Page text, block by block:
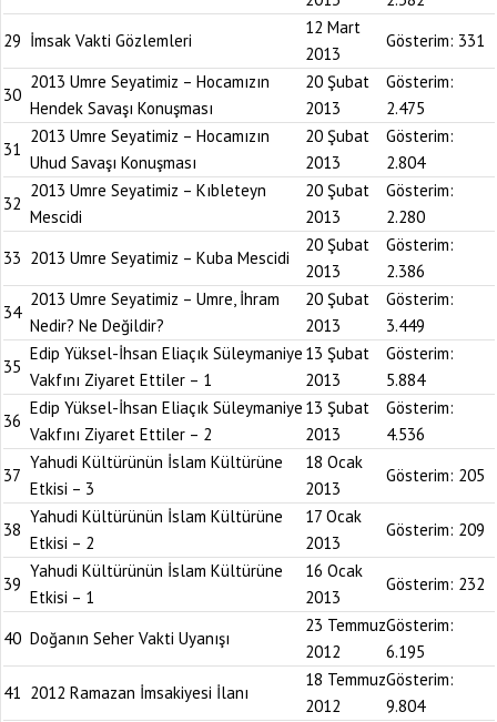
29 İmsak Vakti Gözlemleri
12 Mart
2013
Gösterim: 331
30
2013 Umre Seyatimiz – Hocamızın
Hendek Savaşı Konuşması
20 Şubat
2013
Gösterim:
2.475
31
2013 Umre Seyatimiz – Hocamızın
Uhud Savaşı Konuşması
20 Şubat
2013
Gösterim:
2.804
32
2013 Umre Seyatimiz – Kıbleteyn
Mescidi
20 Şubat
2013
Gösterim:
2.280
33 2013 Umre Seyatimiz – Kuba Mescidi
20 Şubat
2013
Gösterim:
2.386
34
2013 Umre Seyatimiz – Umre, İhram
Nedir? Ne Değildir?
20 Şubat
2013
Gösterim:
3.449
35
Edip Yüksel-İhsan Eliaçık Süleymaniye
Vakfını Ziyaret Ettiler – 1
13 Şubat
2013
Gösterim:
5.884
36
Edip Yüksel-İhsan Eliaçık Süleymaniye
Vakfını Ziyaret Ettiler – 2
13 Şubat
2013
Gösterim:
4.536
37
Yahudi Kültürünün İslam Kültürüne
Etkisi – 3
18 Ocak
2013
Gösterim: 205
38
Yahudi Kültürünün İslam Kültürüne
Etkisi – 2
17 Ocak
2013
Gösterim: 209
39
Yahudi Kültürünün İslam Kültürüne
Etkisi – 1
16 Ocak
2013
Gösterim: 232
40 Doğanın Seher Vakti Uyanışı
23 Temmuz
2012
Gösterim:
6.195
41 2012 Ramazan İmsakiyesi İlanı
18 Temmuz
2012
Gösterim:
9.804